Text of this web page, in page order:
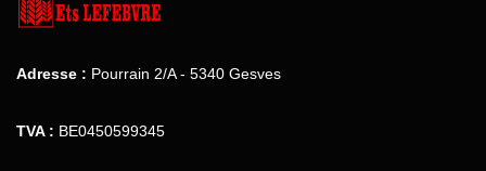
Adresse : Pourrain 2/A - 5340 Gesves
TVA : BE0450599345